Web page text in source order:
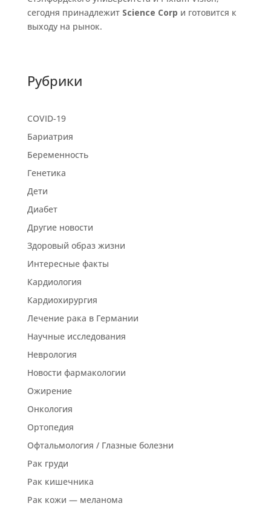
сегодня принадлежит Science Corp и готовится к
выходу на рынок.
Рубрики
COVID-19
Бариатрия
Беременность
Генетика
Дети
Диабет
Другие новости
Здоровый образ жизни
Интересные факты
Кардиология
Кардиохирургия
Лечение рака в Германии
Научные исследования
Неврология
Новости фармакологии
Ожирение
Онкология
Ортопедия
Офтальмология / Глазные болезни
Рак груди
Рак кишечника
Рак кожи — меланома